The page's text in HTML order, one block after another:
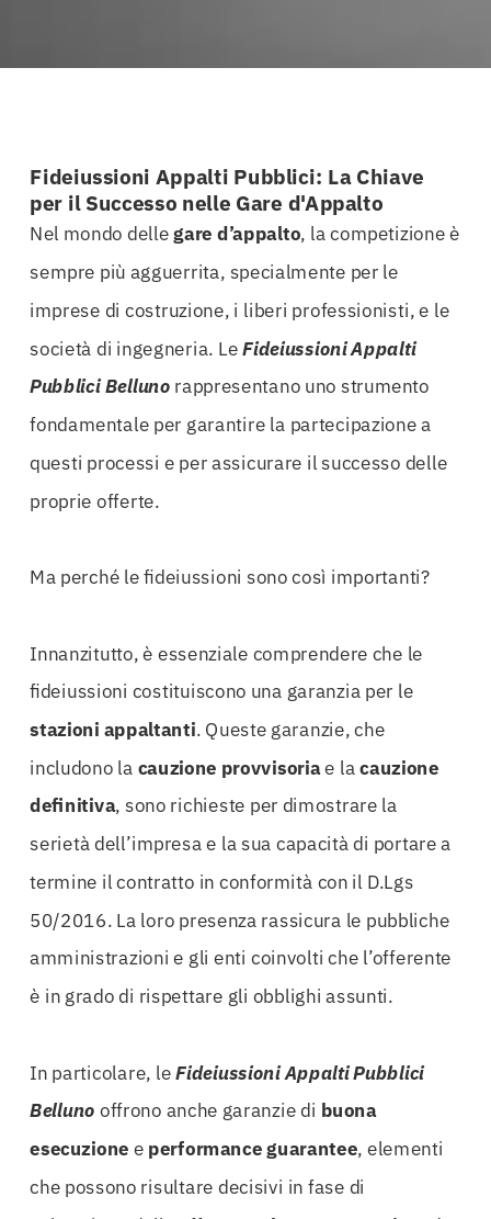
Fideiussioni Appalti Pubblici: La Chiave
per il Successo nelle Gare d'Appalto
Nel mondo dellegare d’appalto, la competizione è
sempre più agguerrita, specialmente per le
imprese di costruzione, i liberi professionisti, e le
società di ingegneria. LeFideiussioni Appalti
Pubblici Belluno rappresentano uno strumento
fondamentale per garantire la partecipazione a
questi processi e per assicurare il successo delle
proprie offerte.
Ma perché le fideiussioni sono così importanti?
Innanzitutto, è essenziale comprendere che le
fideiussioni costituiscono una garanzia per le
stazioni appaltanti. Queste garanzie, che
includono la cauzione provvisoriae lacauzione
definitiva, sono richieste per dimostrare la
serietà dell’impresa e la sua capacità di portare a
termine il contratto in conformità con il D.Lgs
50/2016. La loro presenza rassicura le pubbliche
amministrazioni e gli enti coinvolti che l’offerente
è in grado di rispettare gli obblighi assunti.
In particolare, leFideiussioni Appalti Pubblici
Belluno offrono anche garanzie di buona
esecuzione e performance guarantee, elementi
che possono risultare decisivi in fase di